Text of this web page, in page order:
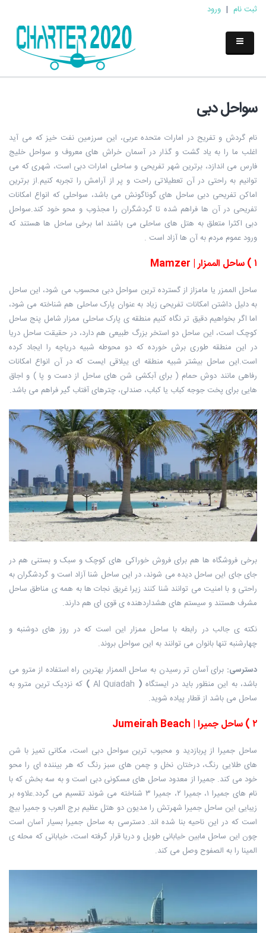
ثبت نام | ورود
سواحل دبی
نام گردش و تفریح در امارات متحده عربی، این سرزمین نفت خیز که می آید
اغلب ما را به یاد گشت و گذار در آسمان خراش های معروف و سواحل خلیج
فارس می اندازد، برترین شهر تفریحی و ساحلی امارات دبی است، شهری که می
توانیم به راحتی در آن تعطیلاتی راحت و پر از آرامش را تجربه کنیم.از برترین
اماکن تفریحی دبی ساحل های گوناگونش می باشد، سواحلی که انواع امکانات
تفریحی در آن ها فراهم شده تا گردشگران را مجذوب و محو خود کند.سواحل
دبی اکثرا متعلق به هتل های ساحلی می باشند اما برخی ساحل ها هستند که
ورود عموم مردم به آن ها آزاد است .
۱ )ساحل الممزار| Mamzer
ساحل الممزر یا مامزاز از گسترده ترین سواحل دبی محسوب می شود، این ساحل
به دلیل داشتن امکانات تفریحی زیاد به عنوان پارک ساحلی هم شناخته می شود،
اما اگر بخواهیم دقیق تر نگاه کنیم منطقه ی پارک ساحلی ممزار شامل پنج ساحل
کوچک است، این ساحل دو استخر بزرگ طبیعی هم دارد، در حقیقت ساحل دریا
در این منطقه طوری برش خورده که دو محوطه شبیه دریاچه را ایجاد کرده
است.این ساحل بیشتر شبیه منطقه ای ییلاقی ایست که در آن انواع امکانات
رفاهی مانند دوش حمام ( برای آبکشی شن های ساحل از دست و پا ) و اجاق
هایی برای پخت جوجه کباب یا کباب، صندلی، چترهای آفتاب گیر فراهم می باشد.
برخی فروشگاه ها هم برای فروش خوراکی های کوچک و سبک و بستنی هم در
جای جای این ساحل دیده می شوند، در این ساحل شنا آزاد است و گردشگران به
راحتی و با امنیت می توانند شنا کنند زیرا غریق نجات ها به همه ی مناطق ساحل
مشرف هستند و سیستم های هشداردهنده ی قوی ای هم دارند.
نکته ی جالب در رابطه با ساحل ممزار این است که در روز های دوشنبه و
چهارشنبه تنها بانوان می توانند به این سواحل بروند.
دسترسی: برای آسان تر رسیدن به ساحل الممزار بهترین راه استفاده از مترو می
باشد، به این منظور باید در ایستگاه (
) که نزدیک ترین مترو به
ساحل می باشد از قطار پیاده شوید.
۲)ساحل جمیرا| Jumeirah Beach
ساحل جمیرا از پربازدید و محبوب ترین سواحل دبی است، مکانی تمیز با شن
های طلایی رنگ، درختان نخل و چمن های سبز رنگ که هر بیننده ای را محو
خود می کند. جمیرا از معدود ساحل های مسکونی دبی است و به سه بخش که با
نام های جمیرا ۱، جمیرا ۲، جمیرا ۳ شناخته می شوند تقسیم می گردد.علاوه بر
زیبایی این ساحل جمیرا شهرتش را مدیون دو هتل عظیم برج العرب و جمیرا بیچ
است که در این ناحیه بنا شده اند. دسترسی به ساحل جمیرا بسیار آسان است
چون این ساحل مابین خیابانی طویل و دریا قرار گرفته است، خیابانی که محله ی
المینا را به الصفوح وصل می کند.